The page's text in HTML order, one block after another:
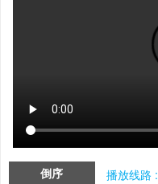
倒序
播放线路 :